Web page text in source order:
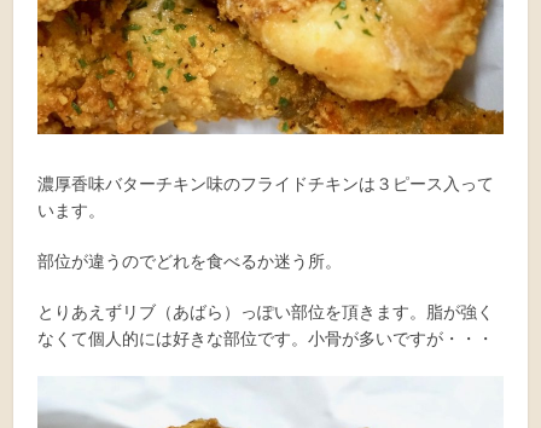
濃厚香味バターチキン味のフライドチキンは３ピース入って
います。
部位が違うのでどれを食べるか迷う所。
とりあえずリブ（あばら）っぽい部位を頂きます。脂が強く
なくて個人的には好きな部位です。小骨が多いですが・・・